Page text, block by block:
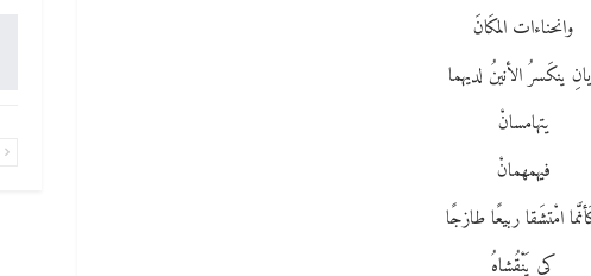
وانحناءات المكَانَ
ينكَسرُ الأنينُ لديهما
يتهامسانْ
فيهمهمانْ
امْتشَقا ربيعًا طازجًا
كي يَنْقُشاهُ